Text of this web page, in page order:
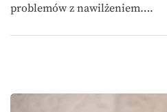
problemów z nawilżeniem….